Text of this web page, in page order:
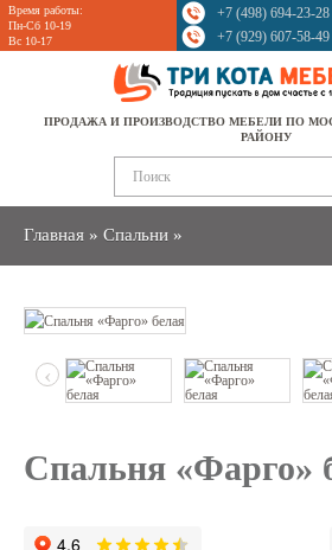
Время работы:
Пн-Сб 10-19
Вс 10-17
+7 (498) 694-23-28
+7 (929) 607-58-49
ПРОДАЖА И ПРОИЗВОДСТВО МЕБЕЛИ ПО
РАЙОНУ
Главная » Спальни »
Sale
‹
Спальня «Фарго»